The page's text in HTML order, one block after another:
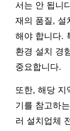
서는 안 됩니
재의 품질, 설
해야 합니다.
환경 설치 경
중요합니다.
또한, 해당 지
기를 참고하
러 설치업체